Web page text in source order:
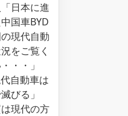
日本に進
国車BYD
現代自動
をご覧く
・・」
自動車は
びる」
は現代の方